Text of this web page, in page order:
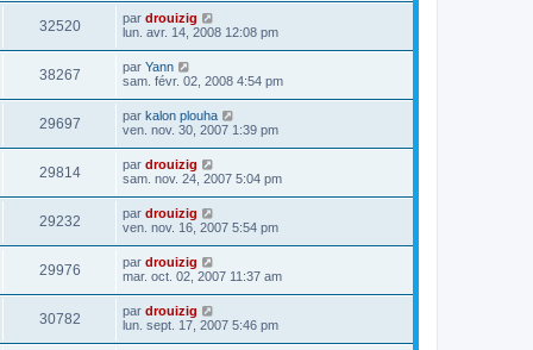
32520 par drouizig
lun. avr. 14, 2008 12:08 pm
38267 par Yann
sam. févr. 02, 2008 4:54 pm
29697 par kalon plouha
ven. nov. 30, 2007 1:39 pm
29814 par drouizig
sam. nov. 24, 2007 5:04 pm
29232 par drouizig
ven. nov. 16, 2007 5:54 pm
29976 par drouizig
mar. oct. 02, 2007 11:37 am
30782 par drouizig
lun. sept. 17, 2007 5:46 pm